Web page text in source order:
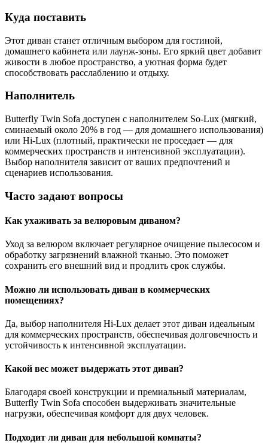
Куда поставить
Этот диван станет отличным выбором для гостиной,
домашнего кабинета или лаунж-зоны. Его яркий цвет добавит
живости в любое пространство, а уютная форма будет
способствовать расслаблению и отдыху.
Наполнитель
Butterfly Twin Sofa доступен с наполнителем So-Lux (мягкий,
сминаемый около 20% в год — для домашнего использования)
или Hi-Lux (плотный, практически не проседает — для
коммерческих пространств и интенсивной эксплуатации).
Выбор наполнителя зависит от ваших предпочтений и
сценариев использования.
Часто задают вопросы
Как ухаживать за велюровым диваном?
Уход за велюром включает регулярное очищение пылесосом и
обработку загрязнений влажной тканью. Это поможет
сохранить его внешний вид и продлить срок службы.
Можно ли использовать диван в коммерческих
помещениях?
Да, выбор наполнителя Hi-Lux делает этот диван идеальным
для коммерческих пространств, обеспечивая долговечность и
устойчивость к интенсивной эксплуатации.
Какой вес может выдержать этот диван?
Благодаря своей конструкции и премиальный материалам,
Butterfly Twin Sofa способен выдерживать значительные
нагрузки, обеспечивая комфорт для двух человек.
Подходит ли диван для небольшой комнаты?